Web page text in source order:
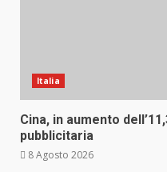
Italia
Cina, in aumento
pubblicitaria
8 Agosto 2026